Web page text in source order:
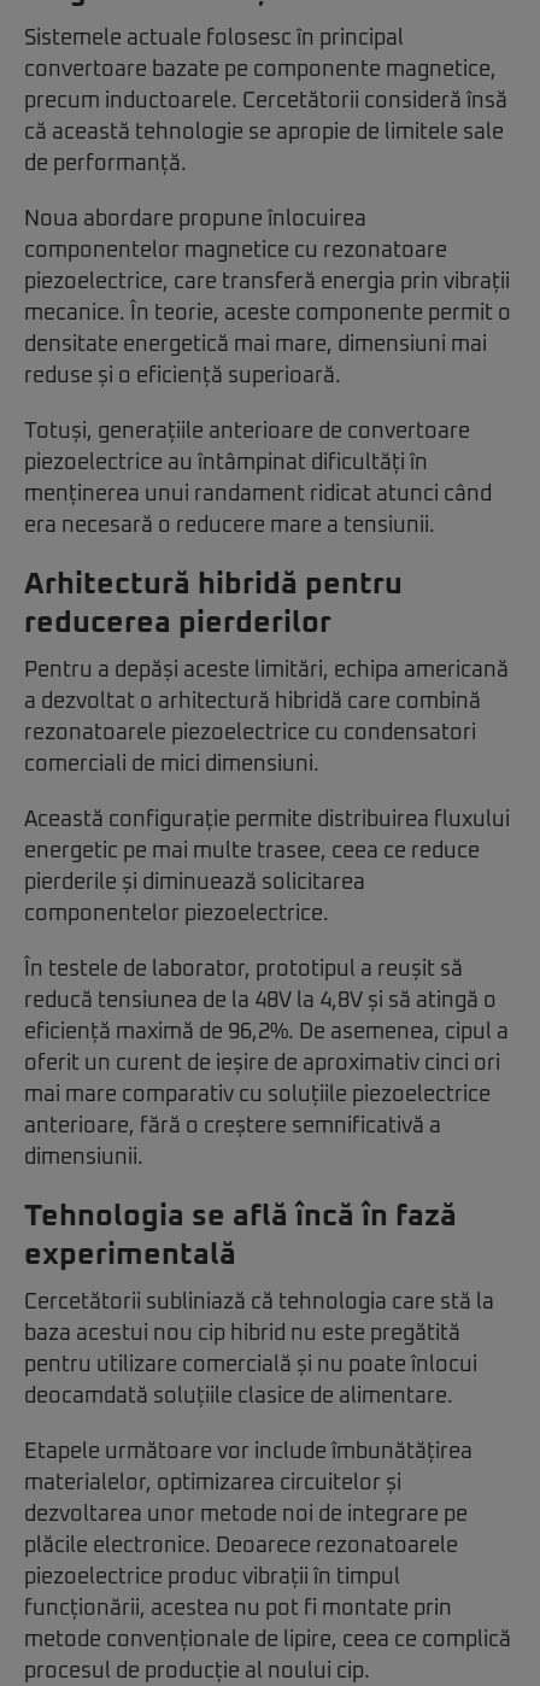
Sistemele actuale folosesc în principal
convertoare bazate pe componente magnetice,
precum inductoarele. Cercetătorii consideră însă
că această tehnologie se apropie de limitele sale
de performanță.
Noua abordare propune înlocuirea
componentelor magnetice cu rezonatoare
piezoelectrice, care transferă energia prin vibrații
mecanice. În teorie, aceste componente permit o
densitate energetică mai mare, dimensiuni mai
reduse și o eficiență superioară.
Totuși, generațiile anterioare de convertoare
piezoelectrice au întâmpinat dificultăți în
menținerea unui randament ridicat atunci când
era necesară o reducere mare a tensiunii.
Arhitectură hibridă pentru
reducerea pierderilor
Pentru a depăși aceste limitări, echipa americană
a dezvoltat o arhitectură hibridă care combină
rezonatoarele piezoelectrice cu condensatori
comerciali de mici dimensiuni.
Această configurație permite distribuirea fluxului
energetic pe mai multe trasee, ceea ce reduce
pierderile și diminuează solicitarea
componentelor piezoelectrice.
În testele de laborator, prototipul a reușit să
reducă tensiunea de la 48V la 4,8V și să atingă o
eficiență maximă de 96,2%. De asemenea, cipul a
oferit un curent de ieșire de aproximativ cinci ori
mai mare comparativ cu soluțiile piezoelectrice
anterioare, fără o creștere semnificativă a
dimensiunii.
Tehnologia se află încă în fază
experimentală
Cercetătorii subliniază că tehnologia care stă la
baza acestui nou cip hibrid nu este pregătită
pentru utilizare comercială și nu poate înlocui
deocamdată soluțiile clasice de alimentare.
Etapele următoare vor include îmbunătățirea
materialelor, optimizarea circuitelor și
dezvoltarea unor metode noi de integrare pe
plăcile electronice. Deoarece rezonatoarele
piezoelectrice produc vibrații în timpul
funcționării, acestea nu pot fi montate prin
metode convenționale de lipire, ceea ce complică
procesul de producție al noului cip.